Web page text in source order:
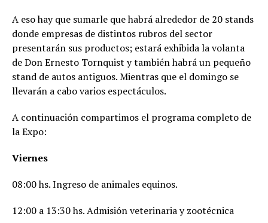
A eso hay que sumarle que habrá alrededor de 20 stands
donde empresas de distintos rubros del sector
presentarán sus productos; estará exhibida la volanta
de Don Ernesto Tornquist y también habrá un pequeño
stand de autos antiguos. Mientras que el domingo se
llevarán a cabo varios espectáculos.
A continuación compartimos el programa completo de
la Expo:
Viernes
08:00 hs. Ingreso de animales equinos.
12:00 a 13:30 hs. Admisión veterinaria y zootécnica